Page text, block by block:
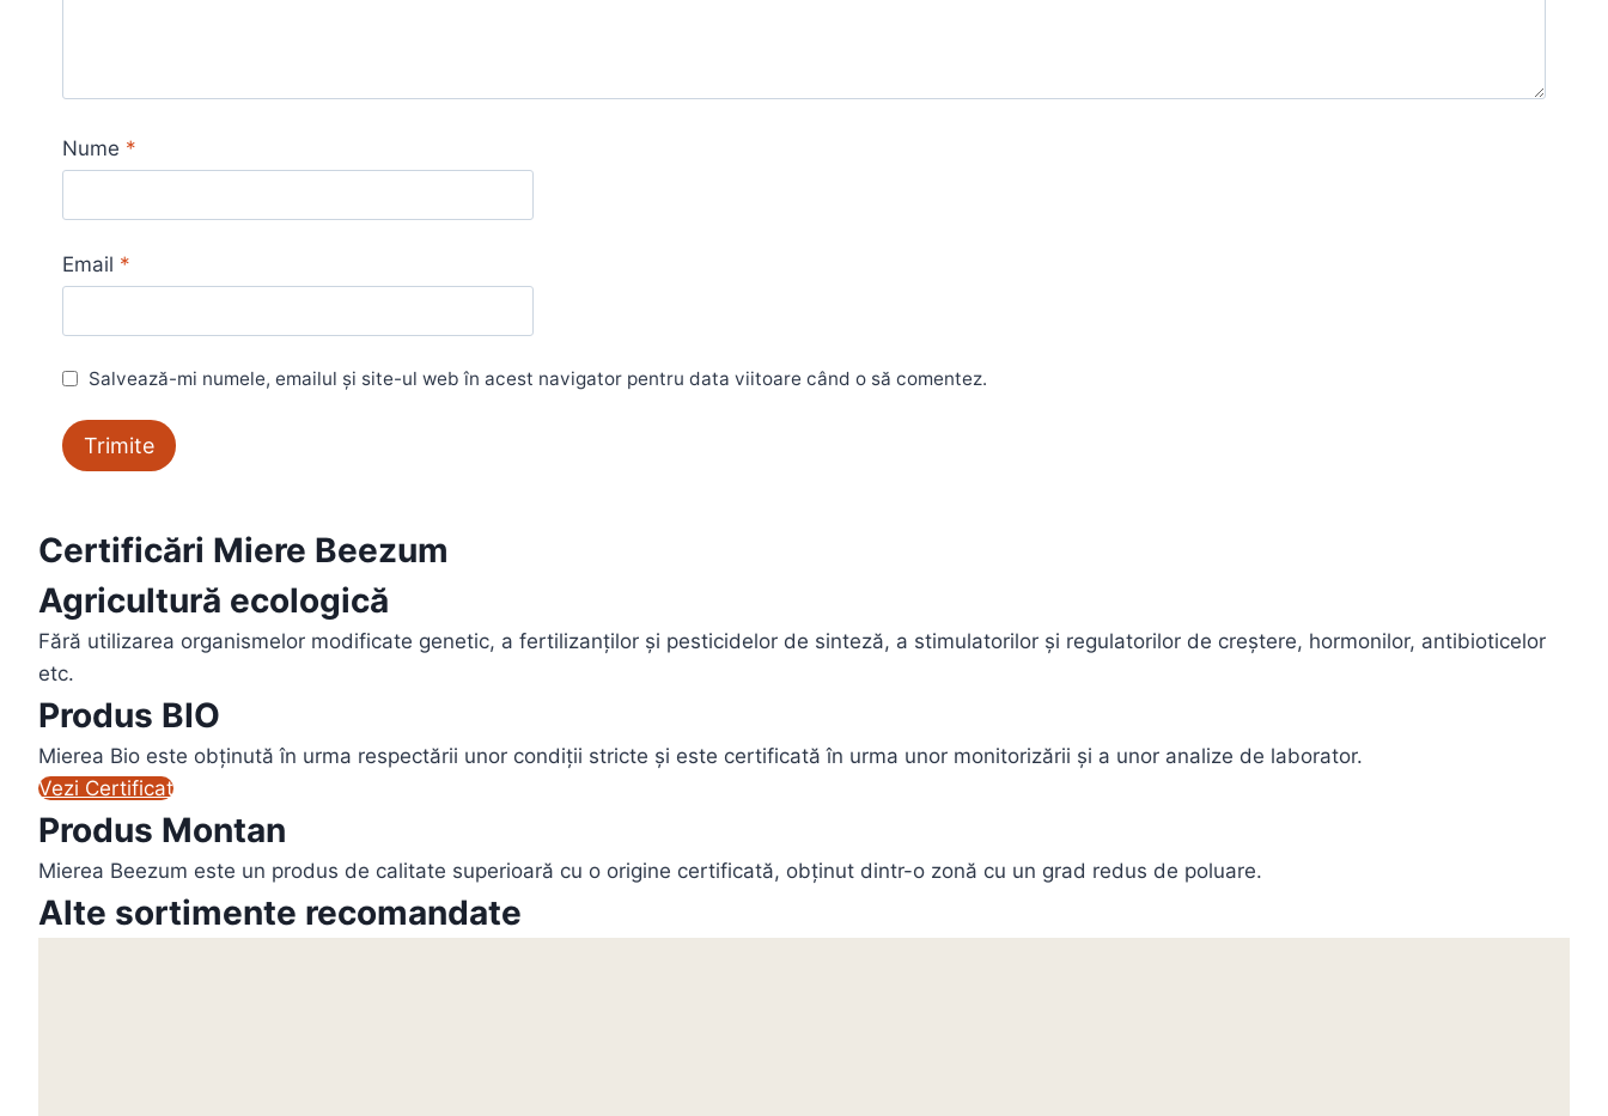
Nume *
Email *
Salvează-mi numele, emailul și site-ul web în acest navigator pentru data viitoare când o să comentez.
Certificări Miere Beezum
Agricultură ecologică
Fără utilizarea organismelor modificate genetic, a fertilizanţilor şi pesticidelor de sinteză, a stimulatorilor şi regulatorilor de creştere, hormonilor, antibioticelor
etc.
Produs BIO
Mierea Bio este obținută în urma respectării unor condiții stricte și este certificată în urma unor monitorizării și a unor analize de laborator.
Vezi Certificat
Produs Montan
Mierea Beezum este un produs de calitate superioară cu o origine certificată, obținut dintr-o zonă cu un grad redus de poluare.
Alte sortimente recomandate